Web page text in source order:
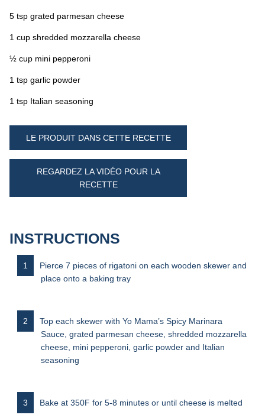
5 tsp grated parmesan cheese
1 cup shredded mozzarella cheese
½ cup mini pepperoni
1 tsp garlic powder
1 tsp Italian seasoning
LE PRODUIT DANS CETTE RECETTE
REGARDEZ LA VIDÉO POUR LA
RECETTE
INSTRUCTIONS
Pierce 7 pieces of rigatoni on each wooden skewer and
place onto a baking tray
Top each skewer with Yo Mama’s Spicy Marinara
Sauce, grated parmesan cheese, shredded mozzarella
cheese, mini pepperoni, garlic powder and Italian
seasoning
Bake at 350F for 5-8 minutes or until cheese is melted